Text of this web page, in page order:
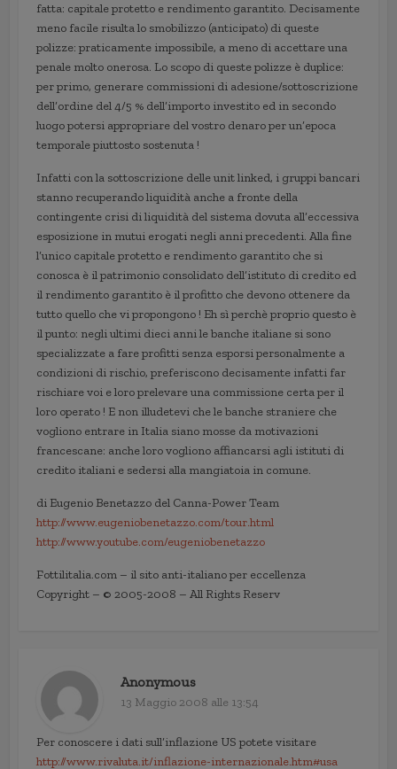
fatta: capitale protetto e rendimento garantito. Decisamente
meno facile risulta lo smobilizzo (anticipato) di queste
polizze: praticamente impossibile, a meno di accettare una
penale molto onerosa. Lo scopo di queste polizze è duplice:
per primo, generare commissioni di adesione/sottoscrizione
dell’ordine del 4/5 % dell’importo investito ed in secondo
luogo potersi appropriare del vostro denaro per un’epoca
temporale piuttosto sostenuta !
Infatti con la sottoscrizione delle unit linked, i gruppi bancari
stanno recuperando liquidità anche a fronte della
contingente crisi di liquidità del sistema dovuta all’eccessiva
esposizione in mutui erogati negli anni precedenti. Alla fine
l’unico capitale protetto e rendimento garantito che si
conosca è il patrimonio consolidato dell’istituto di credito ed
il rendimento garantito è il profitto che devono ottenere da
tutto quello che vi propongono ! Eh sì perchè proprio questo è
il punto: negli ultimi dieci anni le banche italiane si sono
specializzate a fare profitti senza esporsi personalmente a
condizioni di rischio, preferiscono decisamente infatti far
rischiare voi e loro prelevare una commissione certa per il
loro operato ! E non illudetevi che le banche straniere che
vogliono entrare in Italia siano mosse da motivazioni
francescane: anche loro vogliono affiancarsi agli istituti di
credito italiani e sedersi alla mangiatoia in comune.
di Eugenio Benetazzo del Canna-Power Team
http://www.eugeniobenetazzo.com/tour.html
http://www.youtube.com/eugeniobenetazzo
Fottilitalia.com – il sito anti-italiano per eccellenza
Copyright – © 2005-2008 – All Rights Reserv
Anonymous
13 Maggio 2008 alle 13:54
Per conoscere i dati sull’inflazione US potete visitare
http://www.rivaluta.it/inflazione-internazionale.htm#usa